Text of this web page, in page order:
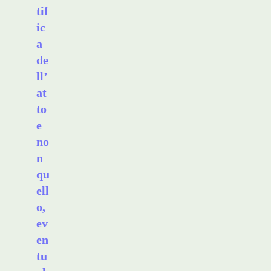
tif
ic
a
de
ll’
at
to
e
no
n
qu
ell
o,
ev
en
tu